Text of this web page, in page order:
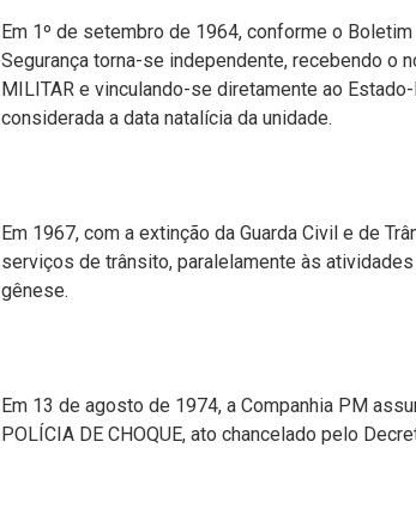
Em 1º de setembro de 1964, conforme o Boletim
Segurança torna-se independente, recebendo o
MILITAR e vinculando-se diretamente ao
considerada a data natalícia da unidade.
Em 1967, com a extinção da Guarda Civil e de
serviços de trânsito, paralelamente às
gênese.
Em 13 de agosto de 1974, a Companhia PM
POLÍCIA DE CHOQUE, ato chancelado pelo